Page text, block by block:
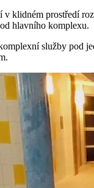
v klidném prostředí
hlavního komplexu.
služby pod